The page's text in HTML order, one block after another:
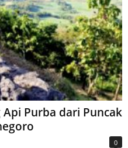
Purba dari Puncak
0